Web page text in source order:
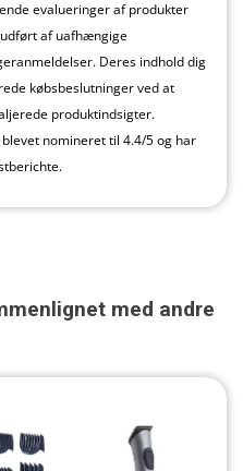
evalueringer af produkter
af uafhængige
Deres indhold dig
købsbeslutninger ved at
produktindsigter.
blevet nomineret til 4.4/5 og har
med andre